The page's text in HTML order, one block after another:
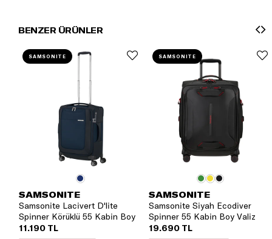
BENZER ÜRÜNLER
SAMSONITE
Samsonite Lacivert D'lite
Spinner Körüklü 55 Kabin Boy
Valiz
11.190 TL
SAMSONITE
SAMSONITE
Samsonite Siyah Ecodiver
Spinner 55 Kabin Boy Valiz
19.690 TL
SAMSONITE